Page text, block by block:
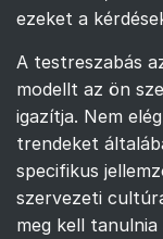
ezeket a
A testreszabás
modellt az ön
igazítja. Nem
trendeket
specifikus
szervezeti
meg kell